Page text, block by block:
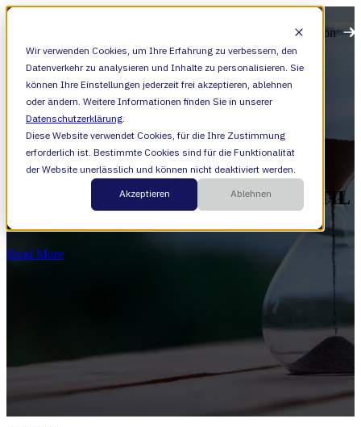
Wir verwenden Cookies, um Ihre Erfahrung zu verbessern, den
Datenverkehr zu analysieren und Inhalte zu personalisieren. Sie
können Ihre Einstellungen jederzeit frei akzeptieren, ablehnen
oder ändern. Weitere Informationen finden Sie in unserer
Datenschutzerklärung.
Diese Website verwendet Cookies, für die Ihre Zustimmung
erforderlich ist. Bestimmte Cookies sind für die Funktionalität
der Website unerlässlich und können nicht deaktiviert werden.
Akzeptieren
Ablehnen
Open main navigation
ITSM
Save time and money by structuring ITIL
processes with Atlassian
Read More